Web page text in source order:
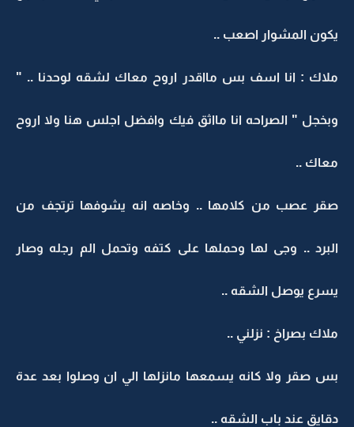
يكون المشوار اصعب ..
ملاك : انا اسف بس مااقدر اروح معاك لشقه لوحدنا .. "
وبخجل " الصراحه انا مااثق فيك وافضل اجلس هنا ولا اروح
معاك ..
صقر عصب من كلامها .. وخاصه انه يشوفها ترتجف من
البرد .. وجى لها وحملها على كتفه وتحمل الم رجله وصار
يسرع يوصل الشقه ..
ملاك بصراخ : نزلني ..
بس صقر ولا كانه يسمعها مانزلها الي ان وصلوا بعد عدة
دقايق عند باب الشقه ..